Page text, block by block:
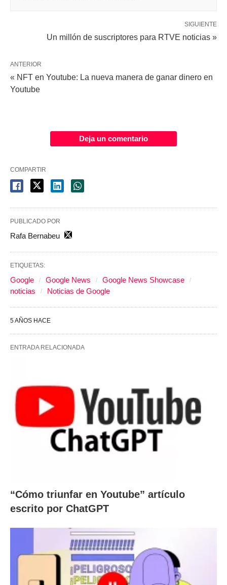
SIGUIENTE
Un millón de suscriptores para RTVE noticias »
ANTERIOR
« NFT en Youtube: La nueva manera de ganar dinero en
Youtube
Deja un comentario
COMPARTIR
PUBLICADO POR
Rafa Bernabeu
ETIQUETAS:
Google Google News
Google News Showcase
noticias
Noticias de Google
5 AÑOS HACE
ENTRADA RELACIONADA
“Cómo triunfar en Youtube” artículo
escrito por ChatGPT